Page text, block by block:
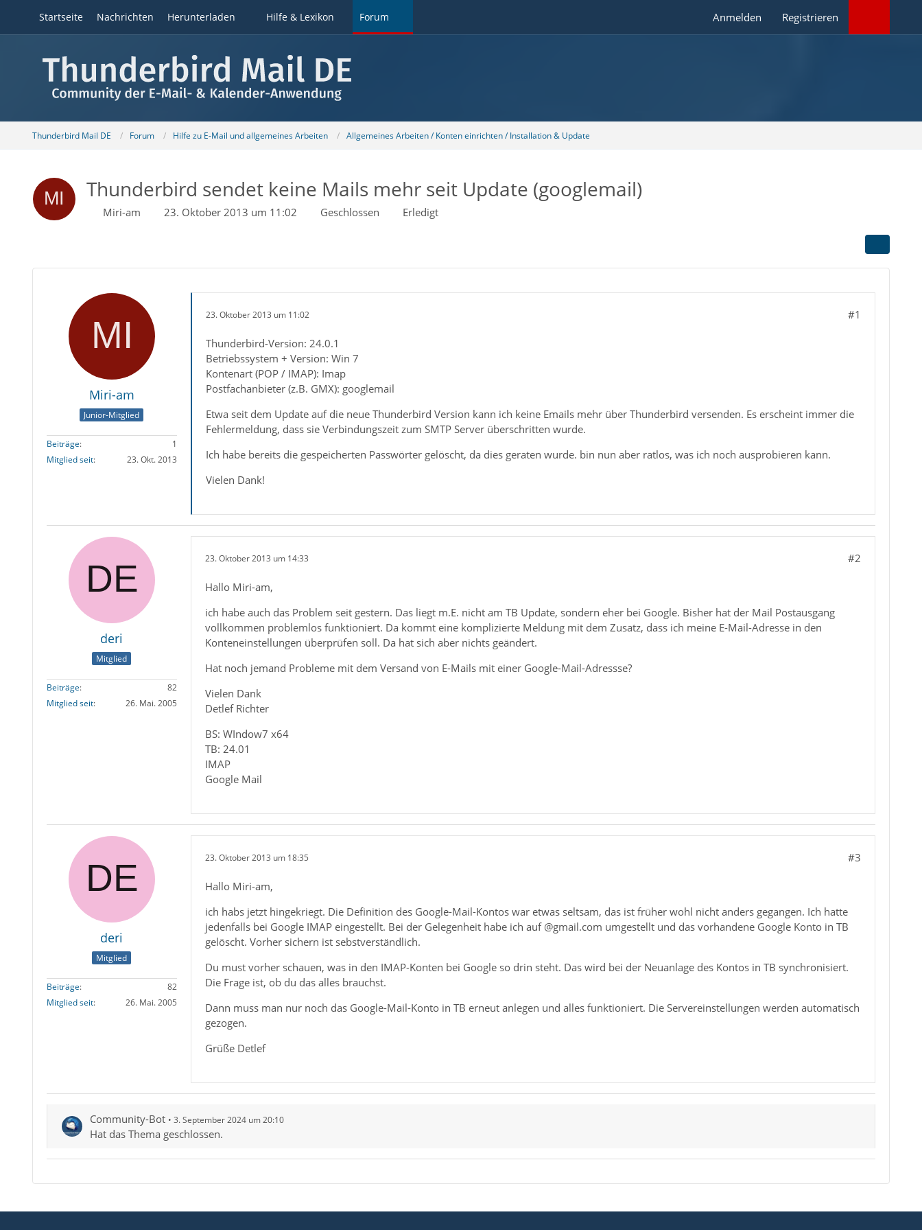
Startseite Nachrichten Herunterladen Hilfe & Lexikon Forum Anmelden Registrieren
Thunderbird Mail DE Forum Hilfe zu E-Mail und allgemeines Arbeiten Allgemeines Arbeiten / Konten einrichten / Installation & Update
Thunderbird sendet keine Mails mehr seit Update (googlemail)
Miri-am 23. Oktober 2013 um 11:02 Geschlossen Erledigt
Miri-am
Junior-Mitglied
Beiträge
1
Mitglied seit
23. Okt. 2013
23. Oktober 2013 um 11:02 #1
Thunderbird-Version: 24.0.1
Betriebssystem + Version: Win 7
Kontenart (POP / IMAP): Imap
Postfachanbieter (z.B. GMX): googlemail
Etwa seit dem Update auf die neue Thunderbird Version kann ich keine Emails mehr über Thunderbird versenden. Es erscheint immer die
Fehlermeldung, dass sie Verbindungszeit zum SMTP Server überschritten wurde.
Ich habe bereits die gespeicherten Passwörter gelöscht, da dies geraten wurde. bin nun aber ratlos, was ich noch ausprobieren kann.
Vielen Dank!
deri
Mitglied
Beiträge
82
Mitglied seit
26. Mai. 2005
23. Oktober 2013 um 14:33 #2
Hallo Miri-am,
ich habe auch das Problem seit gestern. Das liegt m.E. nicht am TB Update, sondern eher bei Google. Bisher hat der Mail Postausgang
vollkommen problemlos funktioniert. Da kommt eine komplizierte Meldung mit dem Zusatz, dass ich meine E-Mail-Adresse in den
Konteneinstellungen überprüfen soll. Da hat sich aber nichts geändert.
Hat noch jemand Probleme mit dem Versand von E-Mails mit einer Google-Mail-Adressse?
Vielen Dank
Detlef Richter
BS: WIndow7 x64
TB: 24.01
IMAP
Google Mail
deri
Mitglied
Beiträge
82
Mitglied seit
26. Mai. 2005
23. Oktober 2013 um 18:35 #3
Hallo Miri-am,
ich habs jetzt hingekriegt. Die Definition des Google-Mail-Kontos war etwas seltsam, das ist früher wohl nicht anders gegangen. Ich hatte
jedenfalls bei Google IMAP eingestellt. Bei der Gelegenheit habe ich auf @gmail.com umgestellt und das vorhandene Google Konto in TB
gelöscht. Vorher sichern ist sebstverständlich.
Du must vorher schauen, was in den IMAP-Konten bei Google so drin steht. Das wird bei der Neuanlage des Kontos in TB synchronisiert.
Die Frage ist, ob du das alles brauchst.
Dann muss man nur noch das Google-Mail-Konto in TB erneut anlegen und alles funktioniert. Die Servereinstellungen werden automatisch
gezogen.
Grüße Detlef
Community-Bot 3. September 2024 um 20:10
Hat das Thema geschlossen.